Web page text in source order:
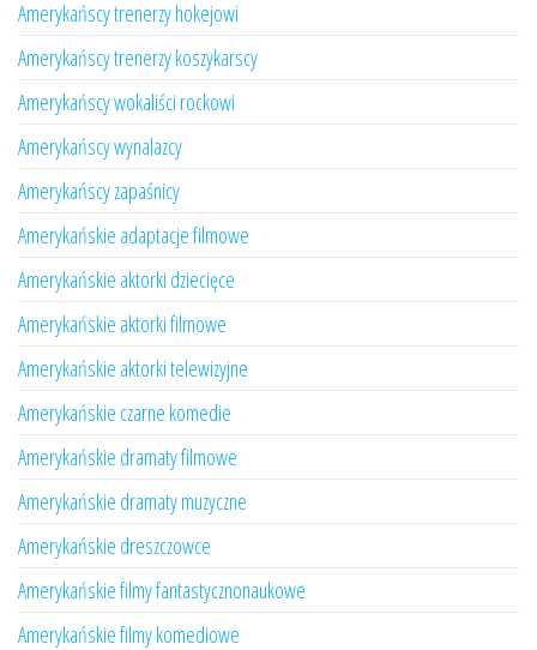
Amerykańscy trenerzy hokejowi
Amerykańscy trenerzy koszykarscy
Amerykańscy wokaliści rockowi
Amerykańscy wynalazcy
Amerykańscy zapaśnicy
Amerykańskie adaptacje filmowe
Amerykańskie aktorki dziecięce
Amerykańskie aktorki filmowe
Amerykańskie aktorki telewizyjne
Amerykańskie czarne komedie
Amerykańskie dramaty filmowe
Amerykańskie dramaty muzyczne
Amerykańskie dreszczowce
Amerykańskie filmy fantastycznonaukowe
Amerykańskie filmy komediowe